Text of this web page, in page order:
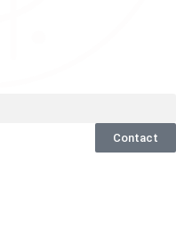
Contact